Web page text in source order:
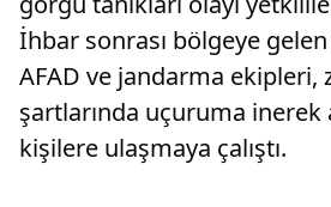
İhbar sonrası bölgeye
AFAD ve jandarma ekipleri,
şartlarında uçuruma
kişilere ulaşmaya çalıştı.